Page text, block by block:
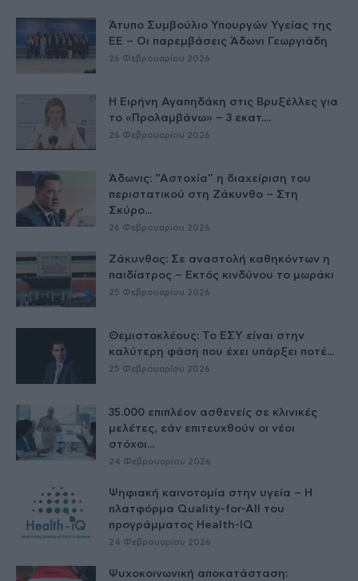
Άτυπο Συμβούλιο Υπουργών Υγείας της
ΕE – Οι παρεμβάσεις Άδωνι Γεωργιάδη
26 Φεβρουαρίου 2026
Η Ειρήνη Αγαπηδάκη στις Βρυξέλλες για
το «Προλαμβάνω» – 3 εκατ....
26 Φεβρουαρίου 2026
Άδωνις: “Αστοχία” η διαχείριση του
περιστατικού στη Ζάκυνθο – Στη
Σκύρο...
26 Φεβρουαρίου 2026
Ζάκυνθος: Σε αναστολή καθηκόντων η
παιδίατρος – Εκτός κινδύνου το μωράκι
25 Φεβρουαρίου 2026
Θεμιστοκλέους: Το ΕΣΥ είναι στην
καλύτερη φάση που έχει υπάρξει ποτέ...
25 Φεβρουαρίου 2026
35.000 επιπλέον ασθενείς σε κλινικές
μελέτες, εάν επιτευχθούν οι νέοι
στόχοι...
24 Φεβρουαρίου 2026
Ψηφιακή καινοτομία στην υγεία – H
πλατφόρμα Quality-for-All του
προγράμματος Health-IQ
24 Φεβρουαρίου 2026
Ψυχοκοινωνική αποκατάσταση: